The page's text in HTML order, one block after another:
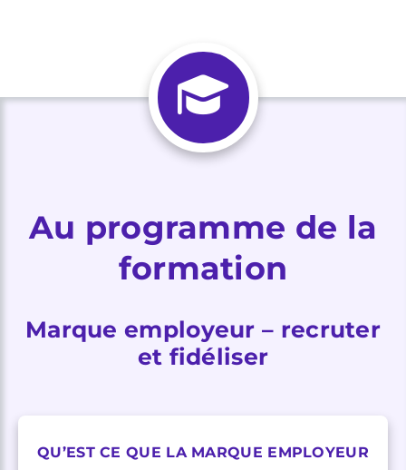
Au programme de la
formation
Marque employeur – recruter
et fidéliser
QU’EST CE QUE LA MARQUE EMPLOYEUR